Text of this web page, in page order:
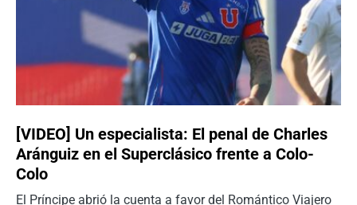
[VIDEO] Un especialista: El penal de Charles
Aránguiz en el Superclásico frente a Colo-
Colo
El Príncipe abrió la cuenta a favor del Romántico Viajero